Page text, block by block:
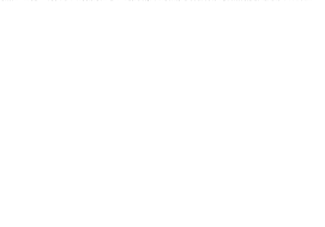
满分 5 分），共 83 条评价